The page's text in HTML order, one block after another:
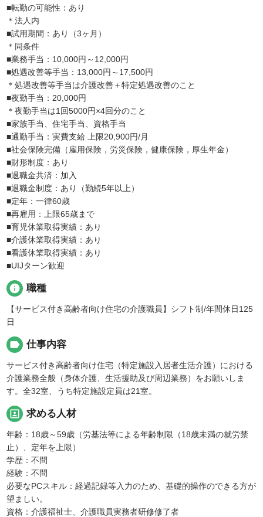
■転勤の可能性：あり
＊法人内
■試用期間：あり（3ヶ月）
＊同条件
■業務手当：10,000円～12,000円
■処遇改善等手当：13,000円～17,500円
＊処遇改善等手当は介護改善＋特定処遇改善のこと
■夜勤手当：20,000円
＊夜勤手当は1回5000円×4回分のこと
■家族手当、住宅手当、資格手当
■通勤手当：実費支給 上限20,900円/月
■社会保険完備（雇用保険，労災保険，健康保険，厚生年金）
■財形制度：あり
■退職金共済：加入
■退職金制度：あり（勤続5年以上）
■定年：一律60歳
■再雇用：上限65歳まで
■育児休業取得実績：あり
■介護休業取得実績：あり
■看護休業取得実績：あり
■UIJターン歓迎
info 職種
【サービス付き高齢者向け住宅の介護職員】シフト制/年間休日125
日
label 仕事内容
サービス付き高齢者向け住宅（特定施設入居者生活介護）における
介護業務全般（身体介護、生活援助及び周辺業務）をお願いしま
す。全32室、うち特定施設定員は21室。
portrait 求める人材
年齢：18歳～59歳（労基法等による年齢制限（18歳未満の就労禁
止）、定年を上限）
学歴：不問
経験：不問
必要なPCスキル：経過記録等入力のため、基礎的操作のできる方が
望ましい。
資格：介護福祉士、介護職員実務者研修修了者